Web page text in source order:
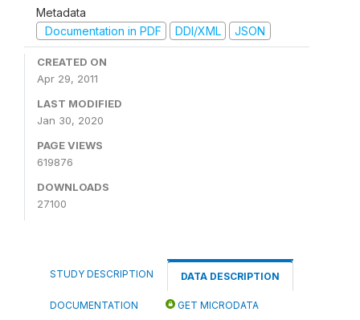
Metadata
Documentation in PDF
DDI/XML JSON
CREATED ON
Apr 29, 2011
LAST MODIFIED
Jan 30, 2020
PAGE VIEWS
619876
DOWNLOADS
27100
STUDY DESCRIPTION DATA DESCRIPTION
DOCUMENTATION GET MICRODATA